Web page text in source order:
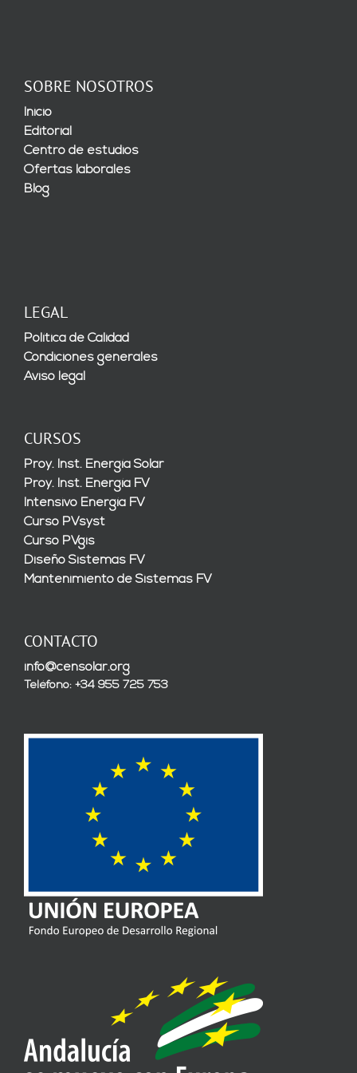
SOBRE NOSOTROS
Inicio
Editorial
Centro de estudios
Ofertas laborales
Blog
LEGAL
Política de Calidad
Condiciones generales
Aviso legal
CURSOS
Proy. Inst. Energía Solar
Proy. Inst. Energía FV
Intensivo Energía FV
Curso PVsyst
Curso PVgis
Diseño Sistemas FV
Mantenimiento de Sistemas FV
CONTACTO
info@censolar.org
Teléfono: +34 955 725 753